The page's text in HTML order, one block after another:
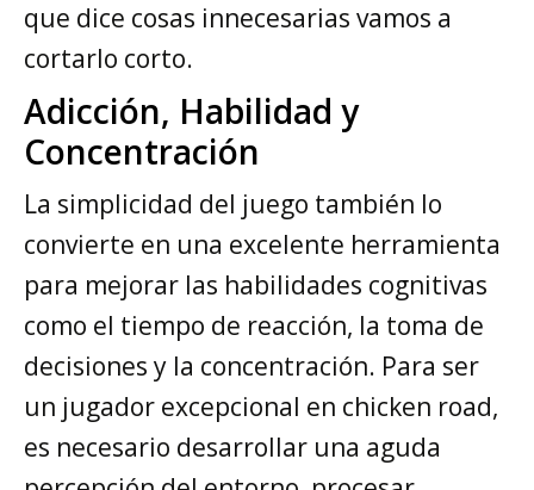
que dice cosas innecesarias vamos a
cortarlo corto.
Adicción, Habilidad y
Concentración
La simplicidad del juego también lo
convierte en una excelente herramienta
para mejorar las habilidades cognitivas
como el tiempo de reacción, la toma de
decisiones y la concentración. Para ser
un jugador excepcional en chicken road,
es necesario desarrollar una aguda